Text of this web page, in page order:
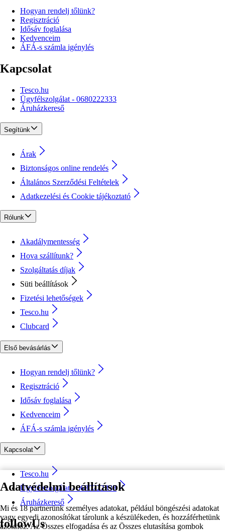
Adatvédelmi beállítások
Mi és 18 partnerünk személyes adatokat, például böngészési adatokat
vagy egyedi azonosítókat tárolunk a készülékeden, és hozzáférhetünk
azokhoz. Az Összes elfogadása és az Összes elutasítása gombok
Hogyan rendelj tőlünk?
Regisztráció
Idősáv foglalása
Kedvenceim
ÁFÁ-s számla igénylés
Kapcsolat
Tesco.hu
Ügyfélszolgálat - 0680222333
Áruházkereső
Segítünk
Árak
Biztonságos online rendelés
Általános Szerződési Feltételek
Adatkezelési és Cookie tájékoztató
Rólunk
Akadálymentesség
Hova szállítunk?
Szolgáltatás díjak
Süti beállítások
Fizetési lehetőségek
Tesco.hu
Clubcard
Első bevásárlás
Hogyan rendelj tőlünk?
Regisztráció
Idősáv foglalása
Kedvenceim
ÁFÁ-s számla igénylés
Kapcsolat
Tesco.hu
Ügyfélszolgálat - 0680222333
Áruházkereső
followUs